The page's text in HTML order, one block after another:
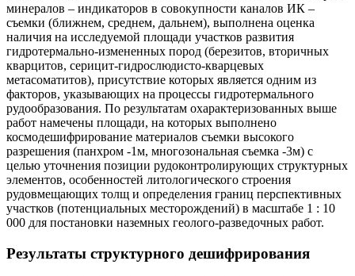
минералов – индикаторов в совокупности каналов ИК –
съемки (ближнем, среднем, дальнем), выполнена оценка
наличия на исследуемой площади участков развития
гидротермально-измененных пород (березитов, вторичных
кварцитов, серицит-гидрослюдисто-кварцевых
метасоматитов), присутствие которых является одним из
факторов, указывающих на процессы гидротермального
рудообразования. По результатам охарактеризованных выше
работ намечены площади, на которых выполнено
космодешифрирование материалов съемки высокого
разрешения (панхром -1м, многозональная съемка -3м) с
целью уточнения позиции рудоконтролирующих структурных
элементов, особенностей литологического строения
рудовмещающих толщ и определения границ перспективных
участков (потенциальных месторождений) в масштабе 1 : 10
000 для постановки наземных геолого-разведочных работ.
Результаты структурного дешифрирования